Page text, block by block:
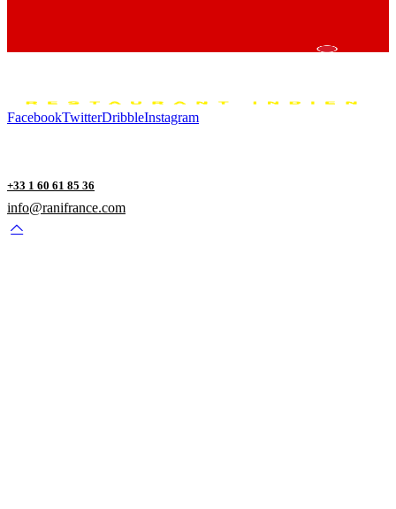
FacebookTwitterDribbleInstagram
+33 1 60 61 85 36
info@ranifrance.com